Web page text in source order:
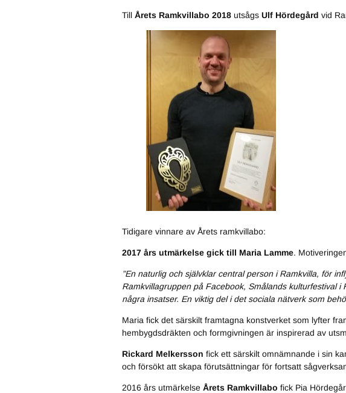
Till Årets Ramkvillabo 2018 utsågs Ulf Hördegård vid
Tidigare vinnare av Årets ramkvillabo:
2017 års utmärkelse gick till Maria Lamme.
”En naturlig och självklar central person i Ramkvilla, för
Ramkvillagruppen på Facebook, Smålands kulturfestival
några insatser. En viktig del i det sociala nätverk som
Maria fick det särskilt framtagna konstverket som lyfter
hembygdsdräkten och formgivningen är inspirerad av
Rickard Melkersson fick ett särskilt omnämnande i sin
och försökt att skapa förutsättningar för fortsatt
2016 års utmärkelse Årets Ramkvillabo fick Pia